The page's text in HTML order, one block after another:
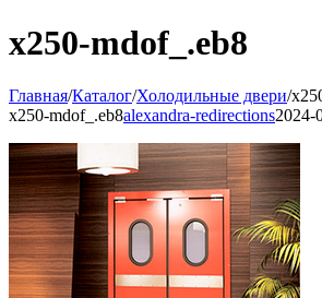
x250-mdof_.eb8
Главная/Каталог/Холодильные двери/
x250-mdof_.eb8alexandra-redirections2024-